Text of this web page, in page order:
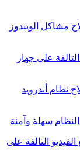
مشاكل الويندوز
على جهاز
نظام أندرويد
النظام سهلة وآمنة
التالفة على